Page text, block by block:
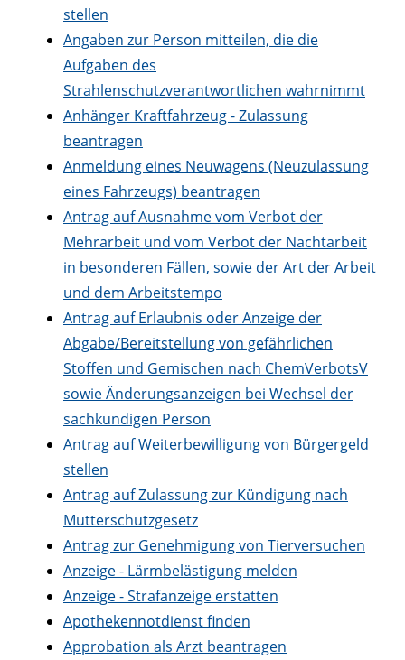
stellen
Angaben zur Person mitteilen, die die
Aufgaben des
Strahlenschutzverantwortlichen wahrnimmt
Anhänger Kraftfahrzeug - Zulassung
beantragen
Anmeldung eines Neuwagens (Neuzulassung
eines Fahrzeugs) beantragen
Antrag auf Ausnahme vom Verbot der
Mehrarbeit und vom Verbot der Nachtarbeit
in besonderen Fällen, sowie der Art der Arbeit
und dem Arbeitstempo
Antrag auf Erlaubnis oder Anzeige der
Abgabe/Bereitstellung von gefährlichen
Stoffen und Gemischen nach ChemVerbotsV
sowie Änderungsanzeigen bei Wechsel der
sachkundigen Person
Antrag auf Weiterbewilligung von Bürgergeld
stellen
Antrag auf Zulassung zur Kündigung nach
Mutterschutzgesetz
Antrag zur Genehmigung von Tierversuchen
Anzeige - Lärmbelästigung melden
Anzeige - Strafanzeige erstatten
Apothekennotdienst finden
Approbation als Arzt beantragen